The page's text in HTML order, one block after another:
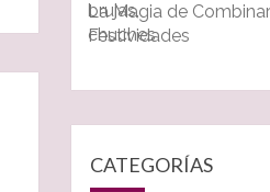
La Magia de
Festividades
CATEGORÍAS